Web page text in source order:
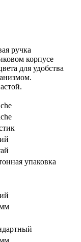
ручка
корпусе
для удобства
упаковка